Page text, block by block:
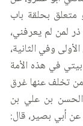
بحلقة باب
لمن لم يعرفني،
وفي الثانية،
في هذه الأمة
تخلف عنها غرق
بن علي بن
أبي بصير، قال: